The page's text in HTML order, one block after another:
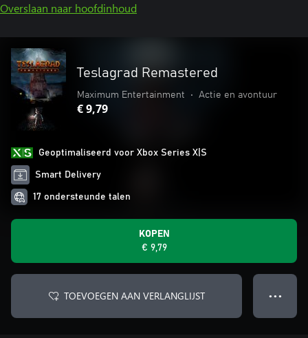
Overslaan naar hoofdinhoud
Teslagrad Remastered
Maximum Entertainment • Actie en avontuur
€ 9,79
Geoptimaliseerd voor Xbox Series X|S
Smart Delivery
17 ondersteunde talen
KOPEN
€ 9,79
TOEVOEGEN AAN VERLANGLIJST ● ● ●